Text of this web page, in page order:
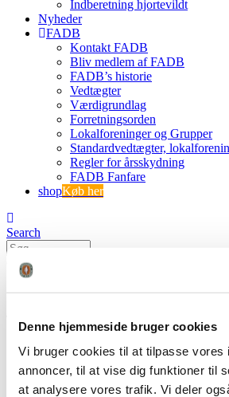
Denne hjemmeside bruger cookies
Vi bruger cookies til at tilpasse vores
annoncer, til at vise dig funktioner til
at analysere vores trafik. Vi deler
Indberetning hjortevildt
Nyheder
FADB
Kontakt FADB
Bliv medlem af FADB
FADB’s historie
Vedtægter
Værdigrundlag
Forretningsorden
Lokalforeninger og Grupper
Standardvedtægter,
Regler for årsskydning
FADB Fanfare
shopKøb her
Search
FADB
Jubilæumsskydning i lokalforeningen
4